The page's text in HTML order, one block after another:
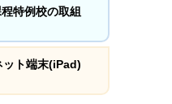
特例校の取組
ット端末(iPad)